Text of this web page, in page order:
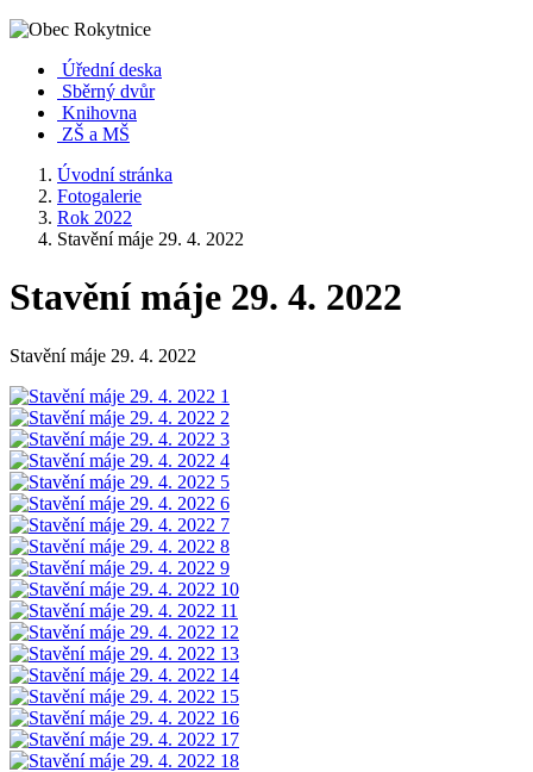
Úřední deska
Sběrný dvůr
Knihovna
ZŠ a MŠ
Úvodní stránka
Fotogalerie
Rok 2022
Stavění máje 29. 4. 2022
Stavění máje 29. 4. 2022
Stavění máje 29. 4. 2022